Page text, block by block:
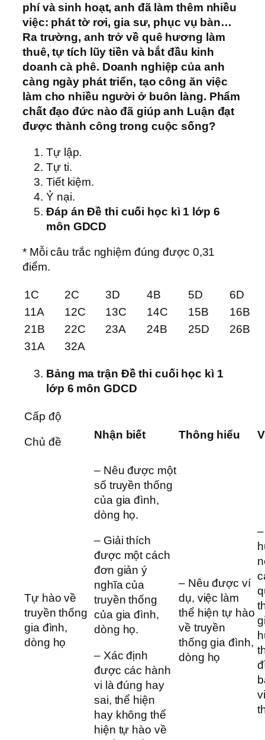
phí và sinh hoạt, anh đã làm thêm nhiều
việc: phát tờ rơi, gia sư, phục vụ bàn…
Ra trường, anh trở về quê hương làm
thuê, tự tích lũy tiền và bắt đầu kinh
doanh cà phê. Doanh nghiệp của anh
càng ngày phát triển, tạo công ăn việc
làm cho nhiều người ở buôn làng. Phẩm
chất đạo đức nào đã giúp anh Luận đạt
được thành công trong cuộc sống?
Tự lập.
Tự ti.
Tiết kiệm.
Ỷ nại.
Đáp án Đề thi cuối học kì 1 lớp 6
môn GDCD
* Mỗi câu trắc nghiệm đúng được 0,31
điểm.
1C 2C 3D 4B 5D
6D
11A
12C 13C 14C 15B
16B
21B
22C 23A 24B 25D
26B
31A
32A
Bảng ma trận Đề thi cuối học kì 1
lớp 6 môn GDCD
Cấp độ
Chủ đề
Nhận biết Thông hiểu
Tự hào về
truyền thống
gia đình,
dòng họ
– Nêu được một
số truyền thống
của gia đình,
dòng họ.
– Giải thích
được một cách
đơn giản ý
nghĩa của
truyền thống
của gia đình,
dòng họ.
– Xác định
được các hành
vi là đúng hay
sai, thể hiện
hay không thể
hiện tự hào về
– Nêu được ví
dụ, việc làm
thể hiện tự hào
về truyền
thống gia đình,
dòng họ